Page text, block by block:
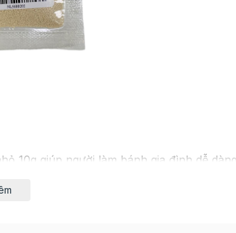
10g giúp người làm bánh gia đình dễ